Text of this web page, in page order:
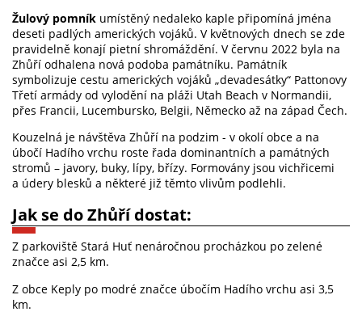
Žulový pomník umístěný nedaleko kaple připomíná jména
deseti padlých amerických vojáků. V květnových dnech se zde
pravidelně konají pietní shromáždění. V červnu 2022 byla na
Zhůří odhalena nová podoba památníku. Památník
symbolizuje cestu amerických vojáků „devadesátky“ Pattonovy
Třetí armády od vylodění na pláži Utah Beach v Normandii,
přes Francii, Lucembursko, Belgii, Německo až na západ Čech.
Kouzelná je návštěva Zhůří na podzim - v okolí obce a na
úbočí Hadího vrchu roste řada dominantních a památných
stromů – javory, buky, lípy, břízy. Formovány jsou vichřicemi
a údery blesků a některé již těmto vlivům podlehli.
Jak se do Zhůří dostat:
Z parkoviště Stará Huť nenáročnou procházkou po zelené
značce asi 2,5 km.
Z obce Keply po modré značce úbočím Hadího vrchu asi 3,5
km.